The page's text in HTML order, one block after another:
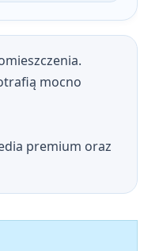
mocno
premium oraz